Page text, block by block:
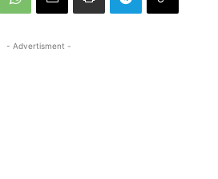
- Advertisment -